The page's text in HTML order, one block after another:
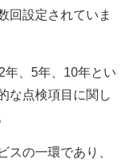
回設定されていま
年、5年、10年とい
な点検項目に関し
スの一環であり、